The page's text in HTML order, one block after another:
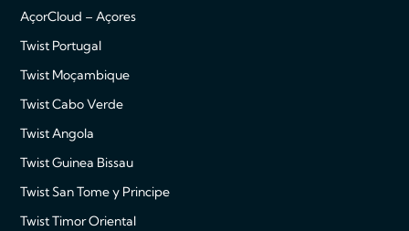
AçorCloud – Açores
Twist Portugal
Twist Moçambique
Twist Cabo Verde
Twist Angola
Twist Guinea Bissau
Twist San Tome y Principe
Twist Timor Oriental